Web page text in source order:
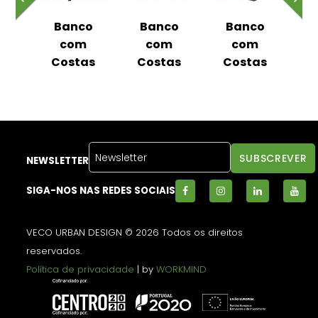
Banco
com
Costas
Banco
com
Costas
Banco
com
Costas
NEWSLETTER
SIGA-NOS NAS REDES SOCIAIS
VECO URBAN DESIGN © 2026 Todos os direitos
reservados.
Política de privacidade | byWORKMIND